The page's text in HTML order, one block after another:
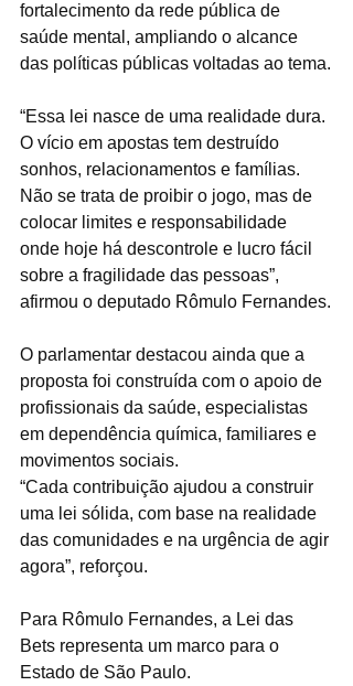
fortalecimento da rede pública de
saúde mental, ampliando o alcance
das políticas públicas voltadas ao tema.
“Essa lei nasce de uma realidade dura.
O vício em apostas tem destruído
sonhos, relacionamentos e famílias.
Não se trata de proibir o jogo, mas de
colocar limites e responsabilidade
onde hoje há descontrole e lucro fácil
sobre a fragilidade das pessoas”,
afirmou o deputado Rômulo Fernandes.
O parlamentar destacou ainda que a
proposta foi construída com o apoio de
profissionais da saúde, especialistas
em dependência química, familiares e
movimentos sociais.
“Cada contribuição ajudou a construir
uma lei sólida, com base na realidade
das comunidades e na urgência de agir
agora”, reforçou.
Para Rômulo Fernandes, a Lei das
Bets representa um marco para o
Estado de São Paulo.